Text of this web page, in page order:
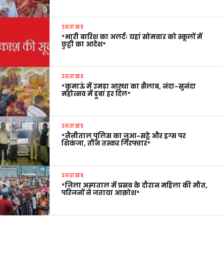
उत्तराखंड
*भारी बारिश का अलर्टः यहां सोमवार को स्कूलों में
छुट्टी का आदेश*
उत्तराखंड
*कुमाऊं में उमड़ा आस्था का सैलाब, नंदा-सुनंदा
महोत्सव में डूबा हर दिल*
उत्तराखंड
*नैनीताल पुलिस का जुआ-सट्टे और ड्रग्स पर
शिकंजा, तीन तस्कर गिरफ्तार*
उत्तराखंड
*जिला अस्पताल में प्रसव के दौरान महिला की मौत,
परिजनों ने जताया आक्रोश*